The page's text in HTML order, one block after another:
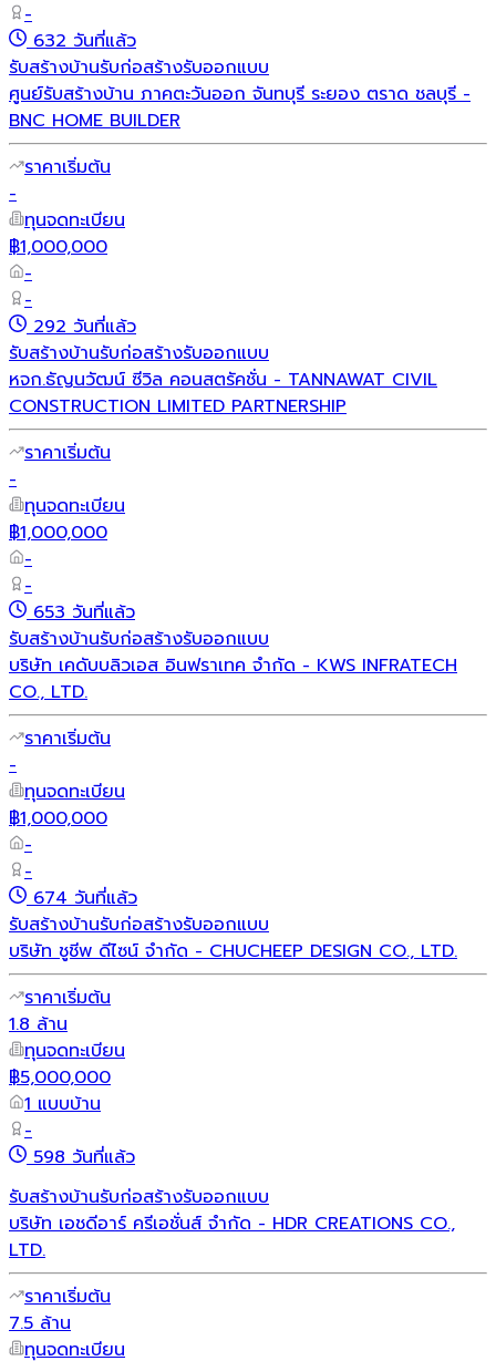
-
632 วันที่แล้ว
รับสร้างบ้านรับก่อสร้างรับออกแบบ
ศูนย์รับสร้างบ้าน ภาคตะวันออก จันทบุรี ระยอง ตราด ชลบุรี -
BNC HOME BUILDER
ราคาเริ่มต้น
-
ทุนจดทะเบียน
฿1,000,000
-
-
292 วันที่แล้ว
รับสร้างบ้านรับก่อสร้างรับออกแบบ
หจก.ธัญนวัฒน์ ซีวิล คอนสตรัคชั่น - TANNAWAT CIVIL
CONSTRUCTION LIMITED PARTNERSHIP
ราคาเริ่มต้น
-
ทุนจดทะเบียน
฿1,000,000
-
-
653 วันที่แล้ว
รับสร้างบ้านรับก่อสร้างรับออกแบบ
บริษัท เคดับบลิวเอส อินฟราเทค จำกัด - KWS INFRATECH
CO., LTD.
ราคาเริ่มต้น
-
ทุนจดทะเบียน
฿1,000,000
-
-
674 วันที่แล้ว
รับสร้างบ้านรับก่อสร้างรับออกแบบ
บริษัท ชูชีพ ดีไซน์ จำกัด - CHUCHEEP DESIGN CO., LTD.
ราคาเริ่มต้น
1.8 ล้าน
ทุนจดทะเบียน
฿5,000,000
1 แบบบ้าน
-
598 วันที่แล้ว
รับสร้างบ้านรับก่อสร้างรับออกแบบ
บริษัท เอชดีอาร์ ครีเอชั่นส์ จำกัด - HDR CREATIONS CO.,
LTD.
ราคาเริ่มต้น
7.5 ล้าน
ทุนจดทะเบียน